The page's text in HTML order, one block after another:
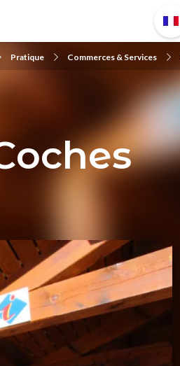
Pratique Commerces & Services